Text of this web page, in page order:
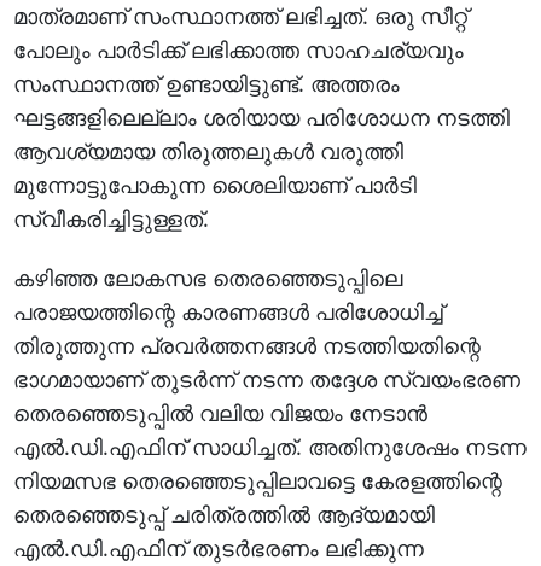
മാത്രമാണ്‌ സംസ്ഥാനത്ത്‌ ലഭിച്ചത്‌. ഒരു സീറ്റ്‌
പോലും പാര്‍ടിക്ക്‌ ലഭിക്കാത്ത സാഹചര്യവും
സംസ്ഥാനത്ത്‌ ഉണ്ടായിട്ടുണ്ട്‌. അത്തരം
ഘട്ടങ്ങളിലെല്ലാം ശരിയായ പരിശോധന നടത്തി
ആവശ്യമായ തിരുത്തലുകള്‍ വരുത്തി
മുന്നോട്ടുപോകുന്ന ശൈലിയാണ്‌ പാര്‍ടി
സ്വീകരിച്ചിട്ടുള്ളത്‌.
കഴിഞ്ഞ ലോകസഭ തെരഞ്ഞെടുപ്പിലെ
പരാജയത്തിന്റെ കാരണങ്ങള്‍ പരിശോധിച്ച്‌
തിരുത്തുന്ന പ്രവര്‍ത്തനങ്ങള്‍ നടത്തിയതിന്റെ
ഭാഗമായാണ്‌ തുടര്‍ന്ന്‌ നടന്ന തദ്ദേശ സ്വയംഭരണ
തെരഞ്ഞെടുപ്പില്‍ വലിയ വിജയം നേടാന്‍
എല്‍.ഡി.എഫിന്‌ സാധിച്ചത്‌. അതിനുശേഷം നടന്ന
നിയമസഭ തെരഞ്ഞെടുപ്പിലാവട്ടെ കേരളത്തിന്റെ
തെരഞ്ഞെടുപ്പ്‌ ചരിത്രത്തില്‍ ആദ്യമായി
എല്‍.ഡി.എഫിന്‌ തുടര്‍ഭരണം ലഭിക്കുന്ന